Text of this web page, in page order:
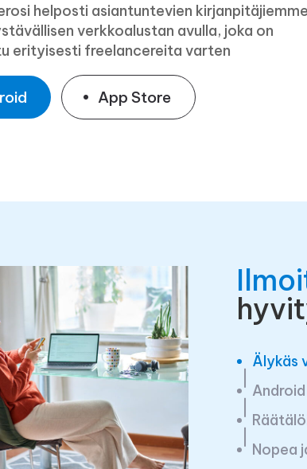
helposti asiantuntevien
verkkoalustan avulla, joka on
erityisesti freelancereita varten
App Store
Älykäs
Nopea